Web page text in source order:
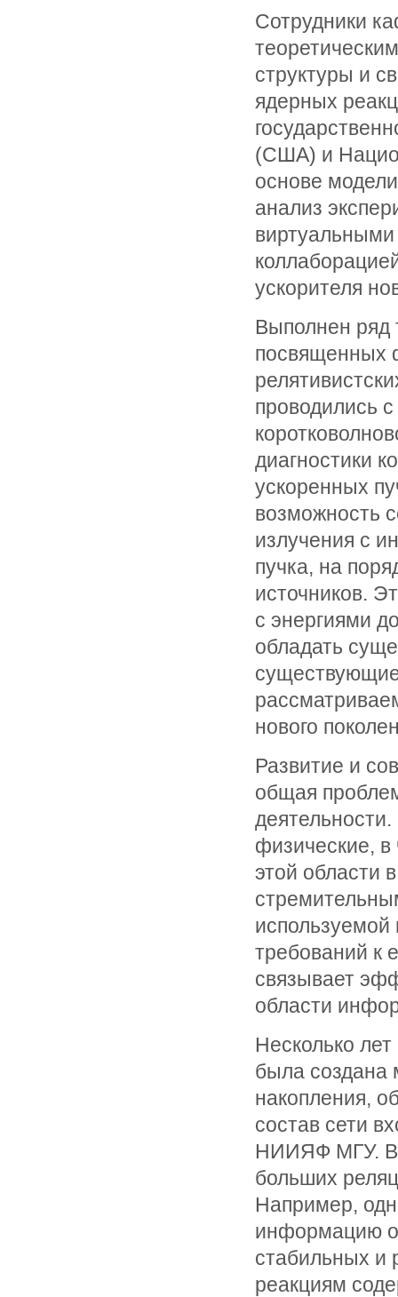
Сотрудники
структуры и
ядерных
(США) и
основе
анализ
ускорителя
Выполнен ряд
посвященных
проводились
диагностики
ускоренных
возможность
излучения с
пучка, на
источников.
с энергиями
обладать
нового
Развитие и
общая
физические,
этой области
требований к
связывает
области
Несколько
была создана
накопления,
состав сети
НИИЯФ МГУ. В
больших
Например,
информацию
стабильных и
реакциям